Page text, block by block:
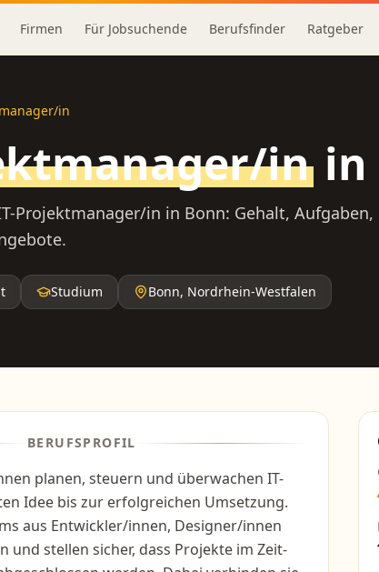
Firmen Für Jobsuchende Berufsfinder Ratgeber
in
in in
Projektmanager/in in Bonn: Gehalt,
Studium Bonn, Nordrhein-Westfalen
BERUFSPROFIL
planen, steuern und überwachen IT-
Idee bis zur erfolgreichen Umsetzung.
aus Entwickler/innen, Designer/innen
und stellen sicher, dass Projekte im Zeit-